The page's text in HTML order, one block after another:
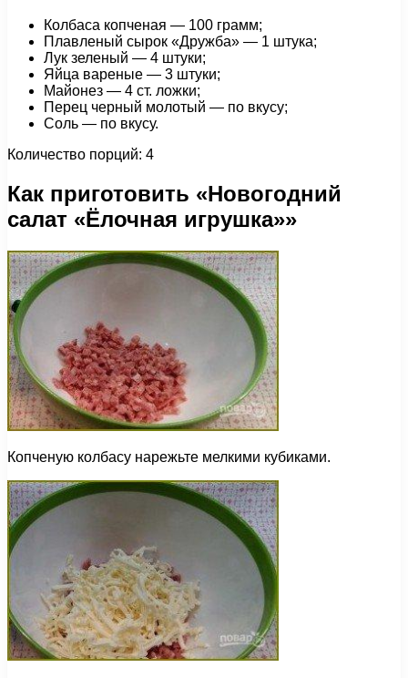
Колбаса копченая — 100 грамм;
Плавленый сырок «Дружба» — 1 штука;
Лук зеленый — 4 штуки;
Яйца вареные — 3 штуки;
Майонез — 4 ст. ложки;
Перец черный молотый — по вкусу;
Соль — по вкусу.
Количество порций: 4
Как приготовить «Новогодний
салат «Ёлочная игрушка»»
Копченую колбасу нарежьте мелкими кубиками.